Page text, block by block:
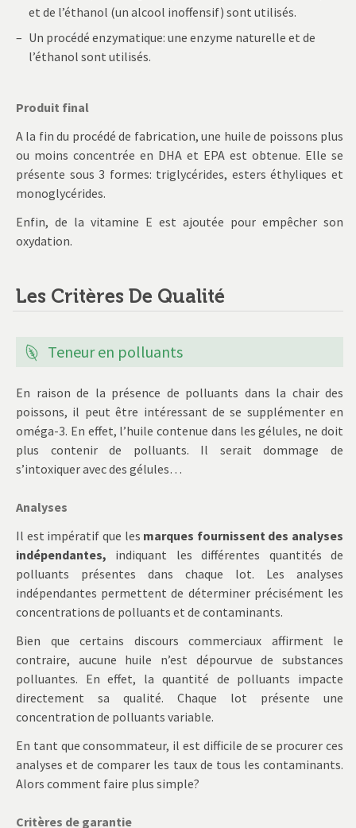
et de l’éthanol (un alcool inoffensif) sont utilisés.
Un procédé enzymatique: une enzyme naturelle et de
l’éthanol sont utilisés.
Produit final
A la fin du procédé de fabrication, une huile de poissons plus
ou moins concentrée en DHA et EPA est obtenue. Elle se
présente sous 3 formes: triglycérides, esters éthyliques et
monoglycérides.
Enfin, de la vitamine E est ajoutée pour empêcher son
oxydation.
Les Critères De Qualité
Teneur en polluants
En raison de la présence de polluants dans la chair des
poissons, il peut être intéressant de se supplémenter en
oméga-3. En effet, l’huile contenue dans les gélules, ne doit
plus contenir de polluants. Il serait dommage de
s’intoxiquer avec des gélules…
Analyses
Il est impératif que les marques fournissent des analyses
indépendantes, indiquant les différentes quantités de
polluants présentes dans chaque lot. Les analyses
indépendantes permettent de déterminer précisément les
concentrations de polluants et de contaminants.
Bien que certains discours commerciaux affirment le
contraire, aucune huile n’est dépourvue de substances
polluantes. En effet, la quantité de polluants impacte
directement sa qualité. Chaque lot présente une
concentration de polluants variable.
En tant que consommateur, il est difficile de se procurer ces
analyses et de comparer les taux de tous les contaminants.
Alors comment faire plus simple?
Critères de garantie